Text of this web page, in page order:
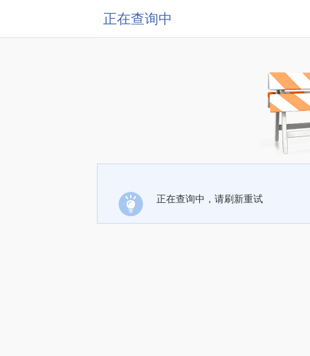
正在查询中
正在查询中，请刷新重试